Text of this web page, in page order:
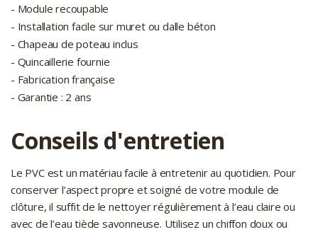
- Module recoupable
- Installation facile sur muret ou dalle béton
- Chapeau de poteau inclus
- Quincaillerie fournie
- Fabrication française
- Garantie : 2 ans
Conseils d'entretien
Le PVC est un matériau facile à entretenir au quotidien. Pour
conserver l’aspect propre et soigné de votre module de
clôture, il suffit de le nettoyer régulièrement à l’eau claire ou
avec de l’eau tiède savonneuse. Utilisez un chiffon doux ou